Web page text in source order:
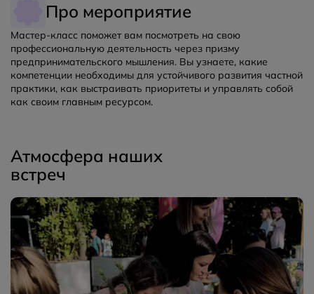
Про мероприятие
Мастер-класс поможет вам посмотреть на свою
профессиональную деятельность через призму
предпринимательского мышления. Вы узнаете, какие
компетенции необходимы для устойчивого развития частной
практики, как выстраивать приоритеты и управлять собой
как своим главным ресурсом.
Атмосфера наших
встреч